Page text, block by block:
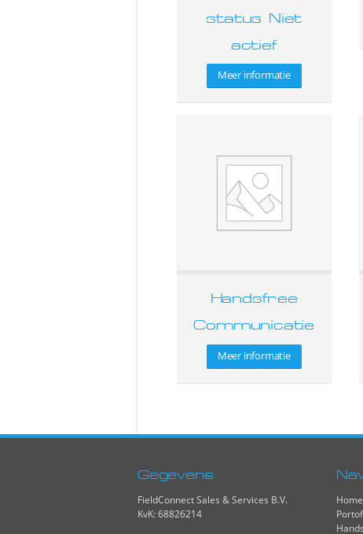
status Niet
actief
Meer informatie
Handsfree
Communicatie
Meer informatie
Gegevens
FieldConnect Sales & Services B.V.
KvK: 68826214
Home